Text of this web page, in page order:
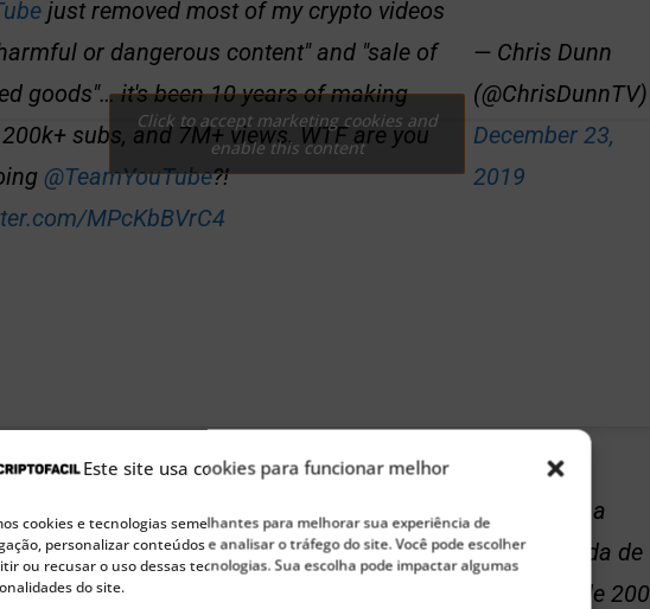
Este site usa cookies para funcionar melhor
cookies e tecnologias semelhantes para melhorar sua experiência de
personalizar conteúdos e analisar o tráfego do site. Você pode escolher
ou recusar o uso dessas tecnologias. Sua escolha pode impactar algumas
do site.
just removed most of my crypto videos
or dangerous content" and "sale of
goods"… it's been 10 years of making
subs, and 7M+ views. WTF are you
@TeamYouTube?!
MPcKbBVrC4
— Chris Dunn
(@ChrisDunnTV)
December 23,
2019
Click to accept marketing cookies and
enable this content
removeu a maior parte dos meus vídeos relacionados a
citando conteúdo perigoso ou danoso, além de venda de
São 10 anos produzindo vídeos, mais de 200